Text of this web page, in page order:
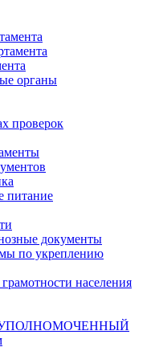
органы
проверок
питание
документы
по укреплению
населения